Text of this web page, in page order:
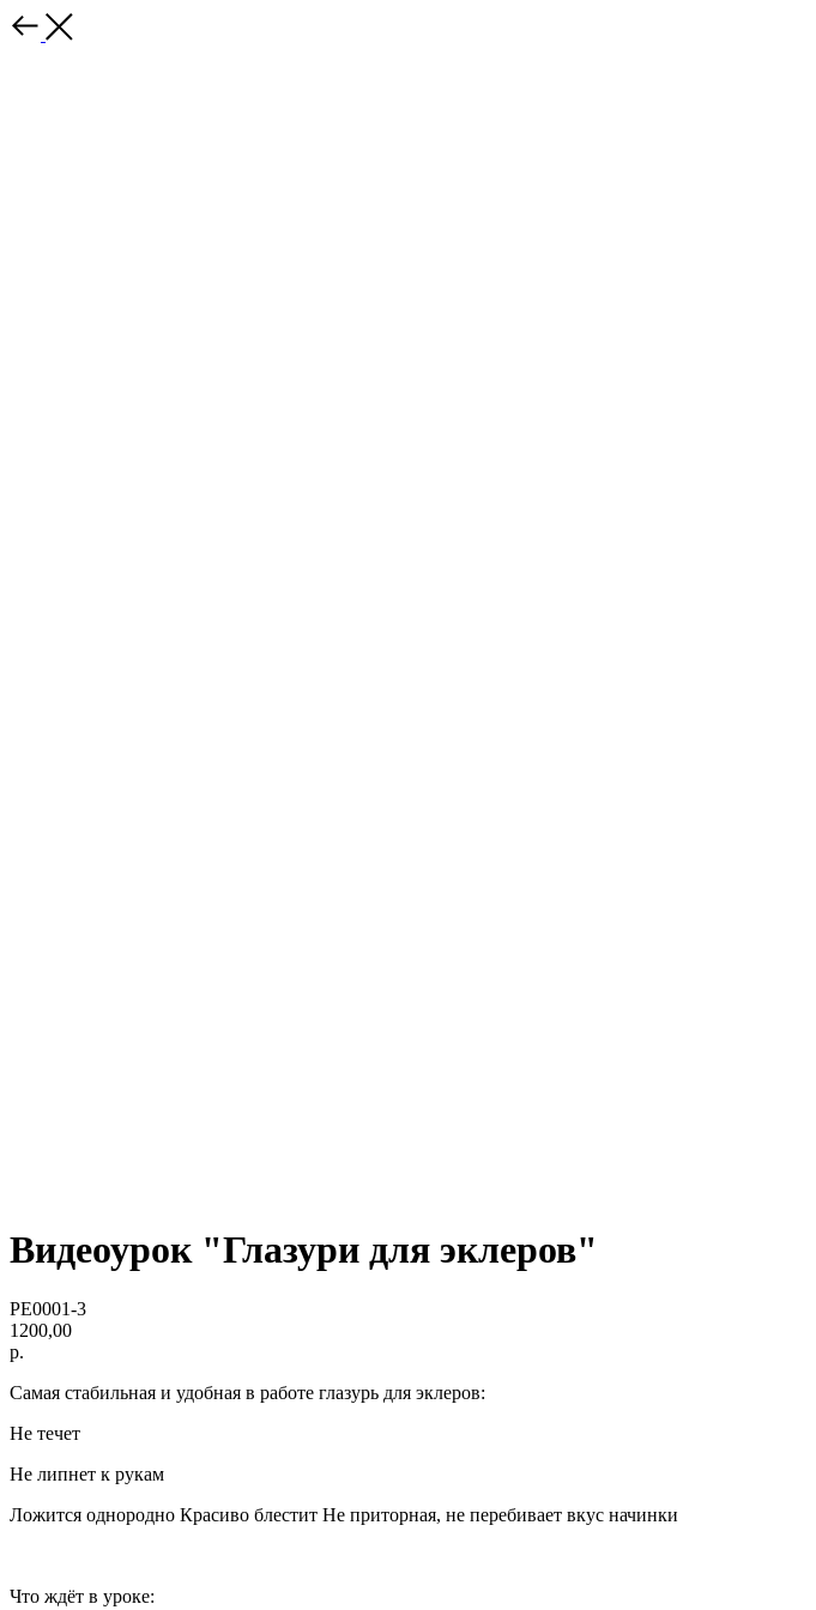
Видеоурок "Глазури для эклеров"
PE0001-3
1200,00
р.
Самая стабильная и удобная в работе глазурь для эклеров:
Не течет
Не липнет к рукам
Ложится однородно Красиво блестит Не приторная, не перебивает вкус начинки
Что ждёт в уроке: